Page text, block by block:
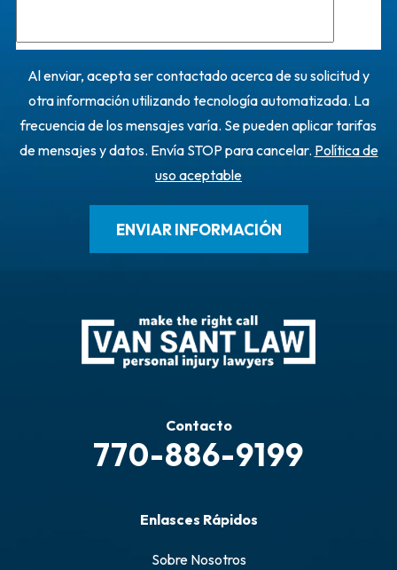
Al enviar, acepta ser contactado acerca de su solicitud y
otra información utilizando tecnología automatizada. La
frecuencia de los mensajes varía. Se pueden aplicar tarifas
de mensajes y datos. Envía STOP para cancelar. Política de
uso aceptable
Contacto
770-886-9199
Enlasces Rápidos
Sobre Nosotros